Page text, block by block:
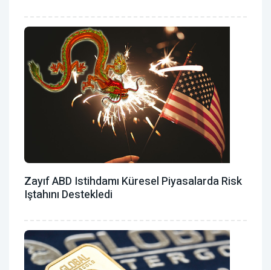
Zayıf ABD Istihdamı Küresel Piyasalarda Risk
Iştahını Destekledi